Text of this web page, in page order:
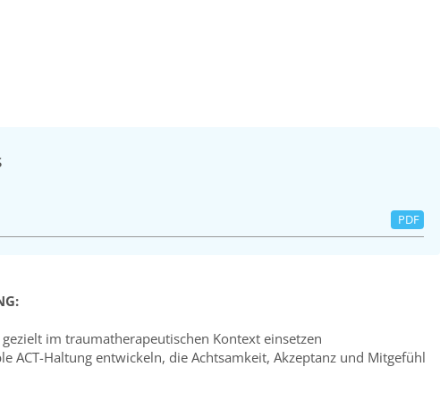
PDF
gezielt im traumatherapeutischen Kontext einsetzen
ACT-Haltung entwickeln, die Achtsamkeit, Akzeptanz und Mitgefühl